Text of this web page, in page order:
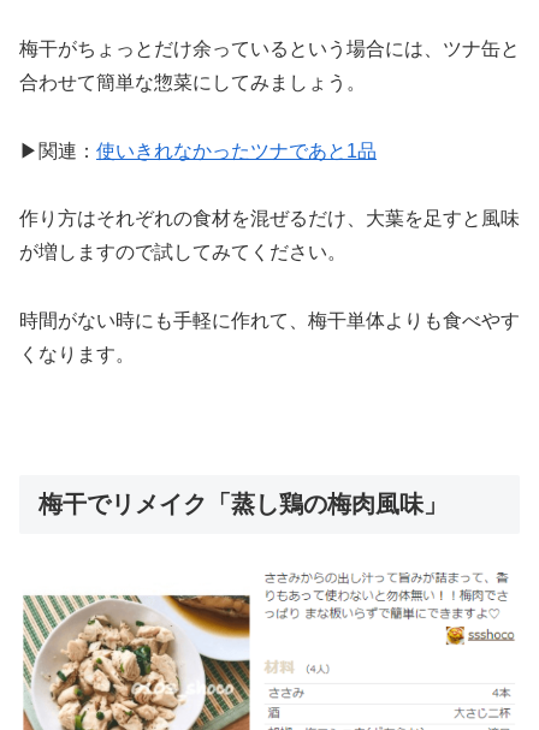
梅干がちょっとだけ余っているという場合には、ツナ缶と
合わせて簡単な惣菜にしてみましょう。
▶関連： 使いきれなかったツナであと1品
作り方はそれぞれの食材を混ぜるだけ、大葉を足すと風味
が増しますので試してみてください。
時間がない時にも手軽に作れて、梅干単体よりも食べやす
くなります。
梅干でリメイク「蒸し鶏の梅肉風味」